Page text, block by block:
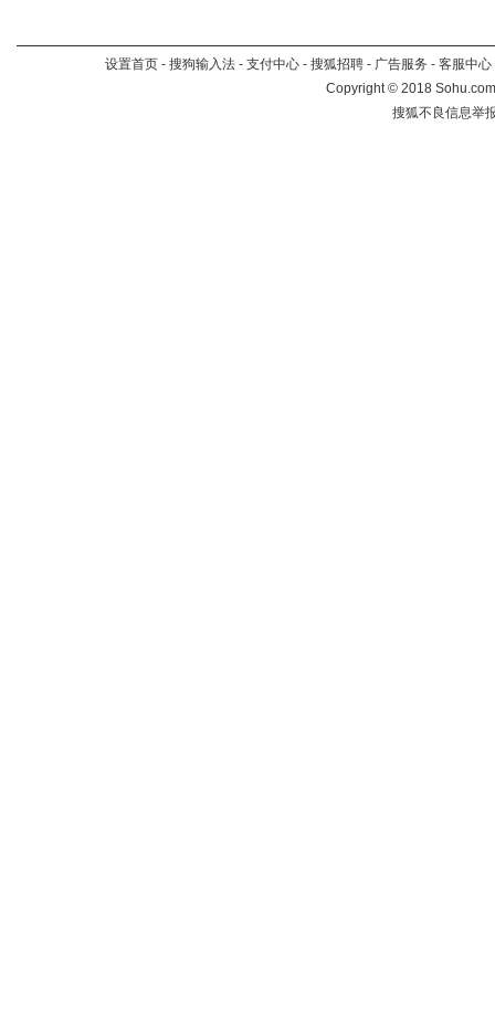
设置首页 - 搜狗输入法 - 支付中心 - 搜狐招聘 - 广告服务 - 客服中心
Copyright©2018
搜狐不良信息举